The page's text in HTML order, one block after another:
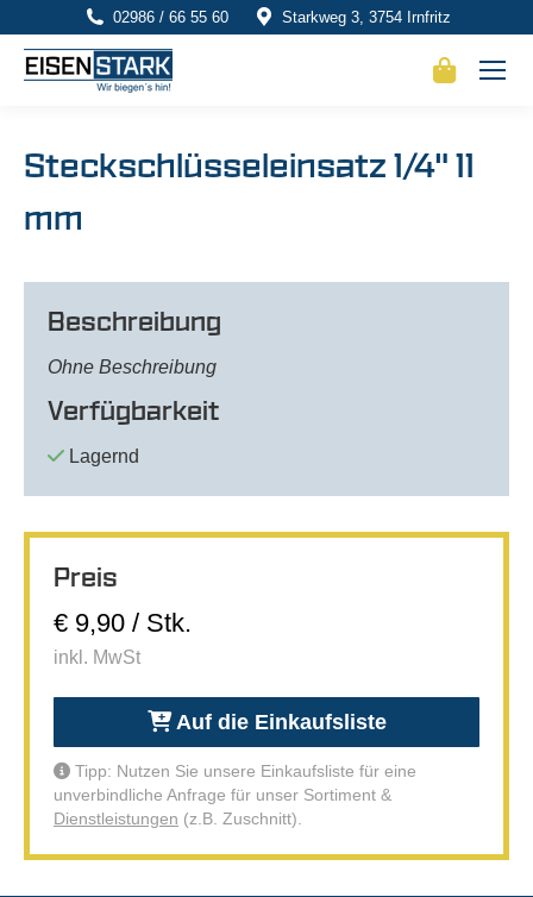
02986 / 66 55 60 Starkweg 3, 3754 Irnfritz
Steckschlüsseleinsatz 1/4" 11
mm
Beschreibung
Ohne Beschreibung
Verfügbarkeit
Lagernd
Preis
€ 9,90 / Stk.
inkl. MwSt
Auf die Einkaufsliste
Tipp: Nutzen Sie unsere Einkaufsliste für eine
unverbindliche Anfrage für unser Sortiment &
Dienstleistungen (z.B. Zuschnitt).